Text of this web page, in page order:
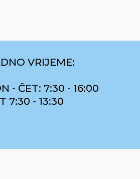
VRIJEME:
- ČET: 7:30 - 16:00
7:30 - 13:30